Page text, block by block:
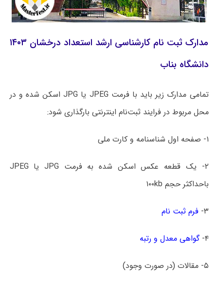
مدارک ثبت نام کارشناسی ارشد استعداد درخشان ۱۴۰۳
دانشگاه بناب
تمامی مدارک زیر باید با فرمت JPEG یا JPG اسکن شده و در
محل مربوط در فرایند ثبت‌نام اینترنتی بارگذاری شود:
۱- صفحه اول شناسنامه و کارت ملی
۲- یک قطعه عکس اسکن شده به فرمت JPG یا JPEG
باحداکثر حجم ۱۰۰kb
۳- فرم ثبت نام
۴- گواهی معدل و رتبه
۵- مقالات (در صورت وجود)